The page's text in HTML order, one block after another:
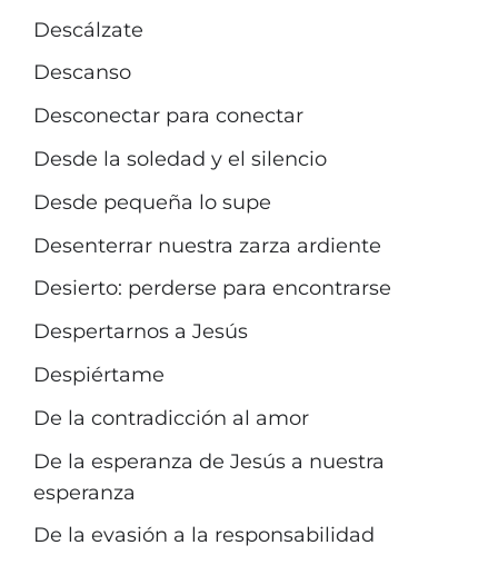
Descálzate
Descanso
Desconectar para conectar
Desde la soledad y el silencio
Desde pequeña lo supe
Desenterrar nuestra zarza ardiente
Desierto: perderse para encontrarse
Despertarnos a Jesús
Despiértame
De la contradicción al amor
De la esperanza de Jesús a nuestra
esperanza
De la evasión a la responsabilidad